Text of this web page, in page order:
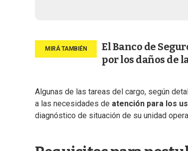
El Banco de
por los daños de
Algunas de las tareas del cargo, según
a las necesidades de atención para los
diagnóstico de situación de su unidad